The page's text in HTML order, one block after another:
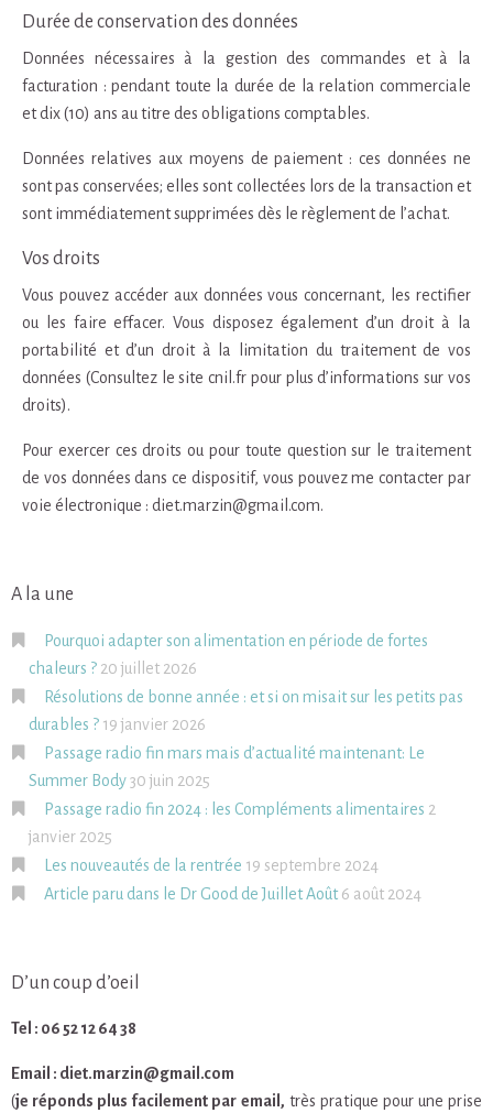
Durée de conservation des données
Données nécessaires à la gestion des commandes et à la
facturation : pendant toute la durée de la relation commerciale
et dix (10) ans au titre des obligations comptables.
Données relatives aux moyens de paiement : ces données ne
sont pas conservées; elles sont collectées lors de la transaction et
sont immédiatement supprimées dès le règlement de l’achat.
Vos droits
Vous pouvez accéder aux données vous concernant, les rectifier
ou les faire effacer. Vous disposez également d’un droit à la
portabilité et d’un droit à la limitation du traitement de vos
données (Consultez le site cnil.fr pour plus d’informations sur vos
droits).
Pour exercer ces droits ou pour toute question sur le traitement
de vos données dans ce dispositif, vous pouvez me contacter par
voie électronique : diet.marzin@gmail.com.
A la une
Pourquoi adapter son alimentation en période de fortes
chaleurs ? 20 juillet 2026
Résolutions de bonne année : et si on misait sur les petits pas
durables ? 19 janvier 2026
Passage radio fin mars mais d’actualité maintenant: Le
Summer Body30 juin 2025
Passage radio fin 2024 : les Compléments alimentaires 2
janvier 2025
Les nouveautés de la rentrée 19 septembre 2024
Article paru dans le Dr Good de Juillet Août 6 août 2024
D’un coup d’oeil
Tel : 06 52 12 64 38
Email : diet.marzin@gmail.com
(je réponds plus facilement par email, très pratique pour une prise